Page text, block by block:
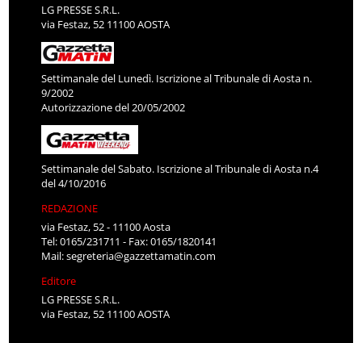
LG PRESSE S.R.L.
via Festaz, 52 11100 AOSTA
Settimanale del Lunedì. Iscrizione al Tribunale di Aosta n.
9/2002
Autorizzazione del 20/05/2002
Settimanale del Sabato. Iscrizione al Tribunale di Aosta n.4
del 4/10/2016
REDAZIONE
via Festaz, 52 - 11100 Aosta
Tel: 0165/231711 - Fax: 0165/1820141
Mail:segreteria@gazzettamatin.com
Editore
LG PRESSE S.R.L.
via Festaz, 52 11100 AOSTA